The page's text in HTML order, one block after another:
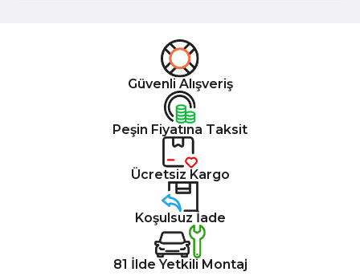
Güvenli Alışveriş
Peşin Fiyatına Taksit
Ücretsiz Kargo
Koşulsuz İade
81 İlde Yetkili Montaj